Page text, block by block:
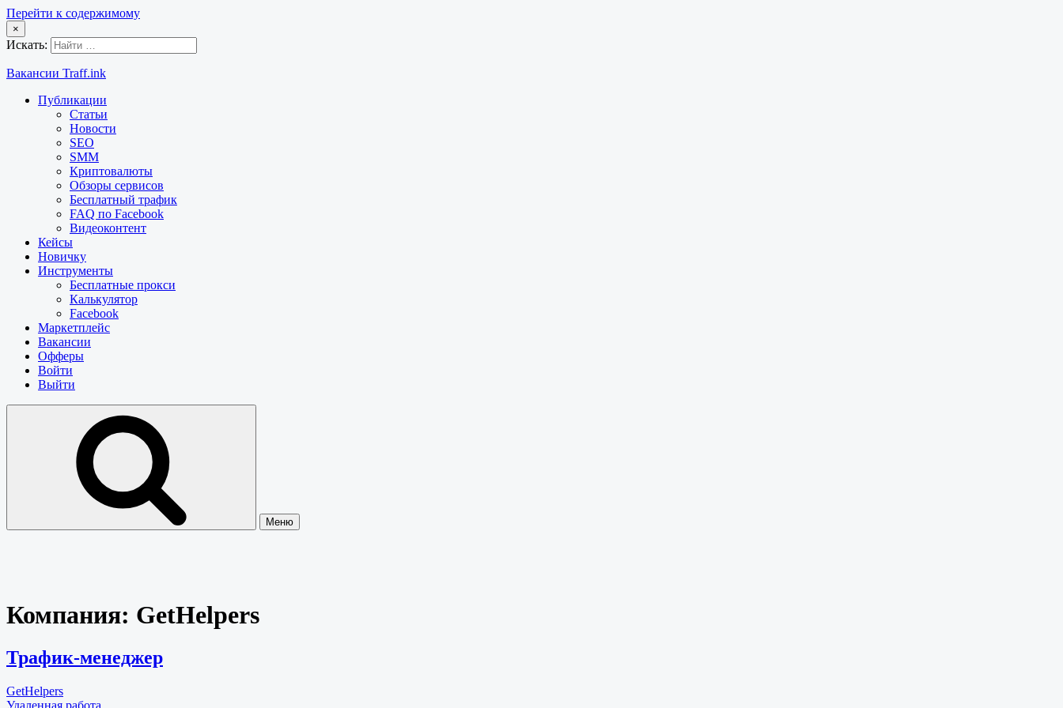
Перейти к содержимому
×
Искать:
Вакансии Traff.ink
Публикации
Статьи
Новости
SEO
SMM
Криптовалюты
Обзоры сервисов
Бесплатный трафик
FAQ по Facebook
Видеоконтент
Кейсы
Новичку
Инструменты
Бесплатные прокси
Калькулятор
Facebook
Маркетплейс
Вакансии
Офферы
Войти
Выйти
Меню
Компания: GetHelpers
Трафик-менеджер
GetHelpers
Удаленная работа